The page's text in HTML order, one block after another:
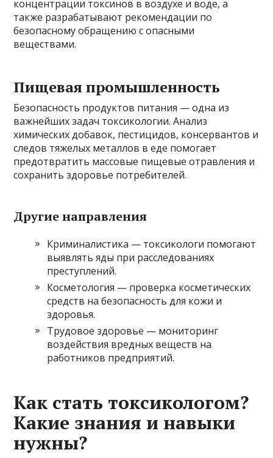
концентрации токсинов в воздухе и воде, а
также разрабатывают рекомендации по
безопасному обращению с опасными
веществами.
Пищевая промышленность
Безопасность продуктов питания — одна из
важнейших задач токсикологии. Анализ
химических добавок, пестицидов, консервантов и
следов тяжелых металлов в еде помогает
предотвратить массовые пищевые отравления и
сохранить здоровье потребителей.
Другие направления
Криминалистика — токсикологи помогают
выявлять яды при расследованиях
преступлений.
Косметология — проверка косметических
средств на безопасность для кожи и
здоровья.
Трудовое здоровье — мониторинг
воздействия вредных веществ на
работников предприятий.
Как стать токсикологом?
Какие знания и навыки
нужны?